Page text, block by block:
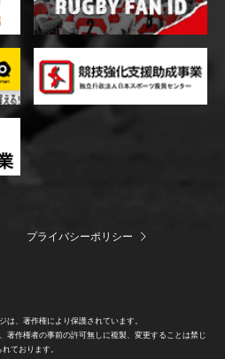
プライバシーポリシー
は、著作権により保護されています。
著作権者の事前の許可無しに複製、変更することは禁じ
れております。